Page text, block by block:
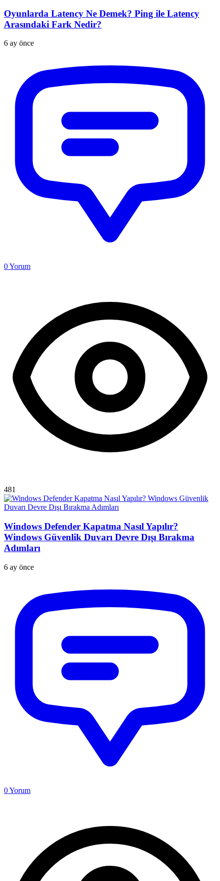
Oyunlarda Latency Ne Demek? Ping ile Latency
Arasındaki Fark Nedir?
6 ay önce
0Yorum
481
Windows Defender Kapatma Nasıl Yapılır?
Windows Güvenlik Duvarı Devre Dışı Bırakma
Adımları
6 ay önce
0Yorum